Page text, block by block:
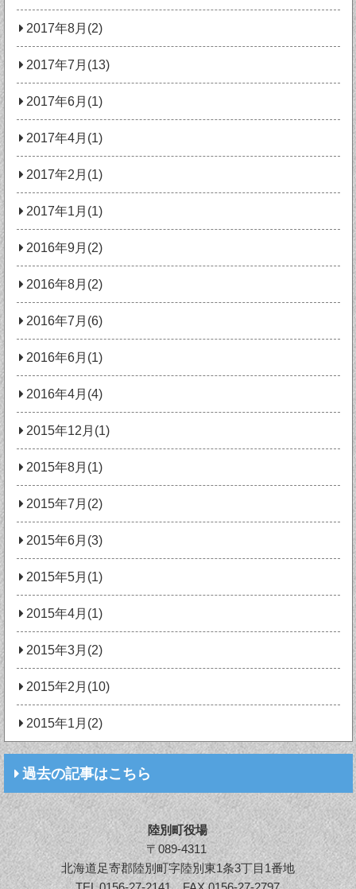
2017年8月(2)
2017年7月(13)
2017年6月(1)
2017年4月(1)
2017年2月(1)
2017年1月(1)
2016年9月(2)
2016年8月(2)
2016年7月(6)
2016年6月(1)
2016年4月(4)
2015年12月(1)
2015年8月(1)
2015年7月(2)
2015年6月(3)
2015年5月(1)
2015年4月(1)
2015年3月(2)
2015年2月(10)
2015年1月(2)
過去の記事はこちら
陸別町役場
〒089-4311
北海道足寄郡陸別町字陸別東1条3丁目1番地